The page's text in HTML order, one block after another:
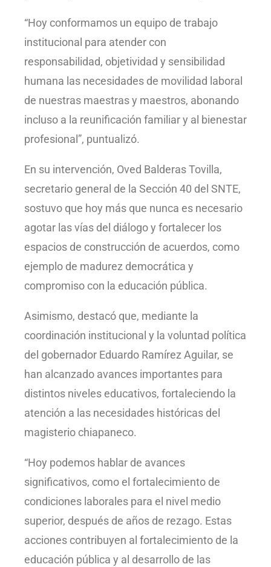
“Hoy conformamos un equipo de trabajo
institucional para atender con
responsabilidad, objetividad y sensibilidad
humana las necesidades de movilidad laboral
de nuestras maestras y maestros, abonando
incluso a la reunificación familiar y al bienestar
profesional”, puntualizó.
En su intervención, Oved Balderas Tovilla,
secretario general de la Sección 40 del SNTE,
sostuvo que hoy más que nunca es necesario
agotar las vías del diálogo y fortalecer los
espacios de construcción de acuerdos, como
ejemplo de madurez democrática y
compromiso con la educación pública.
Asimismo, destacó que, mediante la
coordinación institucional y la voluntad política
del gobernador Eduardo Ramírez Aguilar, se
han alcanzado avances importantes para
distintos niveles educativos, fortaleciendo la
atención a las necesidades históricas del
magisterio chiapaneco.
“Hoy podemos hablar de avances
significativos, como el fortalecimiento de
condiciones laborales para el nivel medio
superior, después de años de rezago. Estas
acciones contribuyen al fortalecimiento de la
educación pública y al desarrollo de las